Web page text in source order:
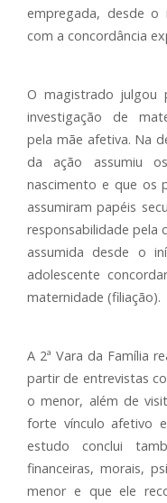
empregada, desde
com a concordância
O magistrado julgou
investigação de
pela mãe afetiva. Na
da ação assumiu
nascimento e que os
assumiram papéis
responsabilidade pela
assumida desde o
adolescente
maternidade (filiação).
A 2ª Vara da Família
partir de entrevistas
o menor, além de
forte vínculo afetivo
estudo conclui
financeiras, morais,
menor e que ele